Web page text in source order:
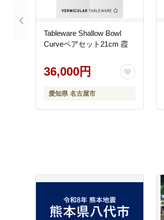
Tableware Shallow Bowl
Curveペアセット21cm 霞
36,000円
愛知県 名古屋市